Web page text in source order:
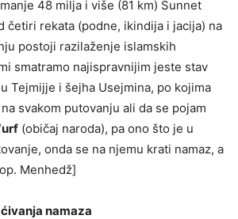
48 milja i više (81 km) Sunnet
četiri rekata (podne, ikindija i jacija) na
postoji razilaženje islamskih
smatramo najispravnijim jeste stav
Tejmijje i šejha Usejmina, po kojima
svakom putovanju ali da se pojam
(običaj naroda), pa ono što je u
onda se na njemu krati namaz, a
Menhedž]
namaza